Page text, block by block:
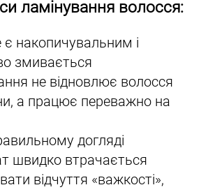
ламінування волосся:
є накопичувальним і
змивається
не відновлює волосся
а працює переважно на
догляді
швидко втрачається
відчуття «важкості»,